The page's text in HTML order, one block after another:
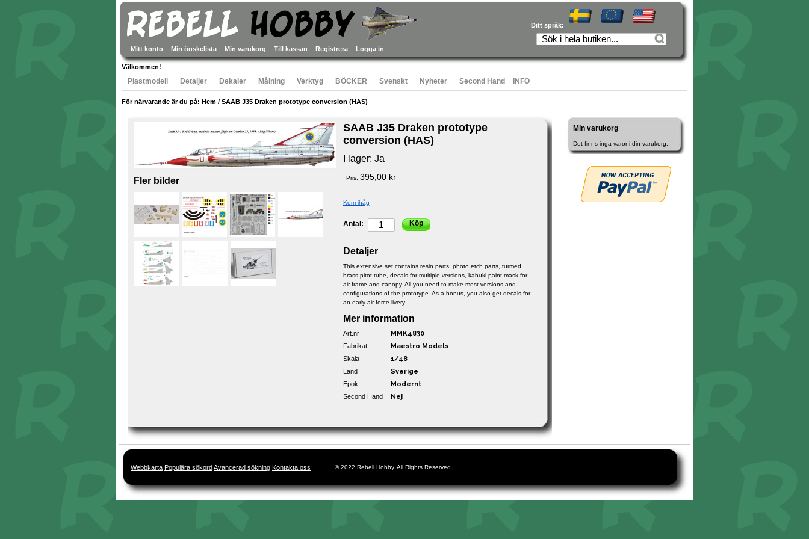
Ditt språk:
Mitt konto Min önskelista Min varukorg Till kassan Registrera Logga in
Välkommen!
Plastmodell Detaljer Dekaler Målning Verktyg BÖCKER Svenskt Nyheter Second Hand INFO
För närvarande är du på: Hem / SAAB J35 Draken prototype conversion (HAS)
Fler bilder
SAAB J35 Draken prototype
conversion (HAS)
I lager: Ja
Pris: 395,00 kr
Kom ihåg
Antal: Köp
Detaljer
This extensive set contains resin parts, photo etch parts, turmed
brass pitot tube, decals for multiple versions, kabuki paint mask for
air frame and canopy. All you need to make most versions and
configurations of the prototype. As a bonus, you also get decals for
an early air force livery.
Mer information
Art.nr MMK4830
Fabrikat Maestro Models
Skala 1/48
Land Sverige
Epok Modernt
Second Hand Nej
Min varukorg
Det finns inga varor i din varukorg.
Webbkarta Populära sökordAvancerad sökning Kontakta oss © 2022 Rebell Hobby. All Rights Reserved.